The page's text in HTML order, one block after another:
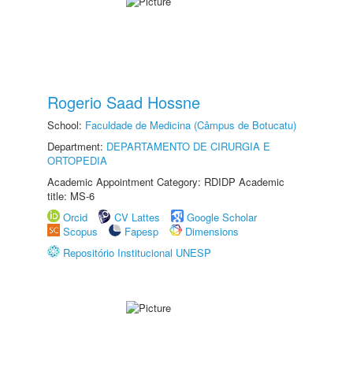
Rogerio Saad Hossne
School: Faculdade de Medicina (Câmpus de Botucatu)
Department: DEPARTAMENTO DE CIRURGIA E
ORTOPEDIA
Academic Appointment Category: RDIDP Academic
title: MS-6
Orcid
CV Lattes
Google Scholar
Scopus
Fapesp
Dimensions
Repositório Institucional UNESP